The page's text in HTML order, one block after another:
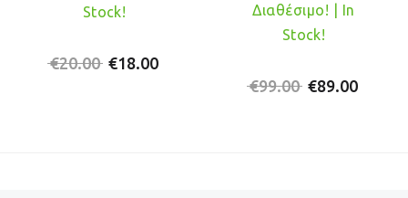
€20.00 Original
€18.00
Stock!
€99.00 Original
€89.00
Διαθέσιμο! | In
Stock!